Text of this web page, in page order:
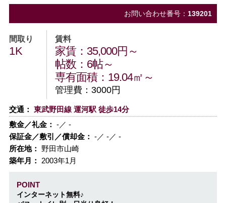
お問い合わせ番号： 139201
間取り
1K
賃料
家賃：35,000円～
帖数：6帖～
専有面積：19.04㎡～
管理費：3000円
交通： 東武野田線 運河駅 徒歩14分
敷金／礼金： -／ -
保証金／敷引／償却金： -／ -／ -
所在地：
野田市山崎
築年月：
2003年1月
POINT
インターネット無料♪